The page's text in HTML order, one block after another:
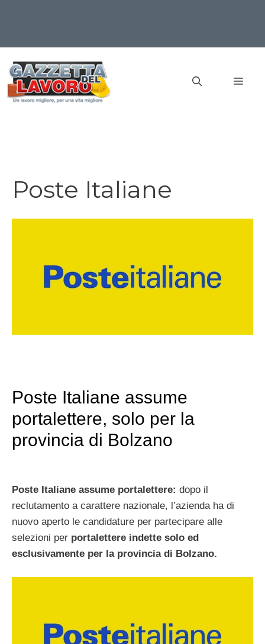
contenuto
Poste Italiane
Poste Italiane assume
portalettere, solo per la
provincia di Bolzano
Poste Italiane assume portalettere: dopo il
reclutamento a carattere nazionale, l’azienda ha di
nuovo aperto le candidature per partecipare alle
selezioni per portalettere indette solo ed
esclusivamente per la provincia di Bolzano.